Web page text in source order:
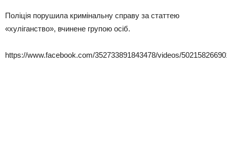
Поліція порушила кримінальну справу за статтею
«хуліганство», вчинене групою осіб.
https://www.facebook.com/352733891843478/videos/